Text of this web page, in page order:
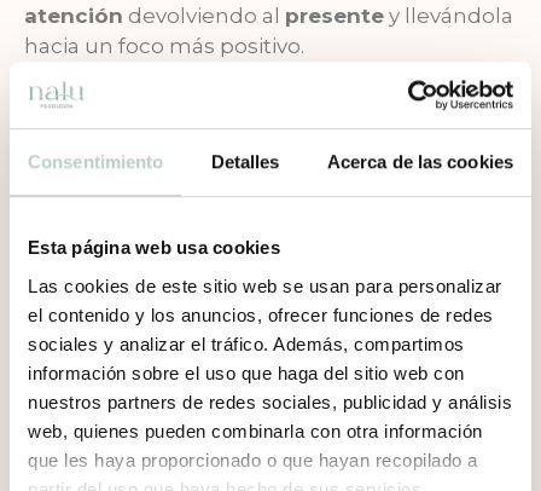
Consentimiento Detalles Acerca de las cookies
Esta página web usa cookies
Las cookies de este sitio web se usan para personalizar
el contenido y los anuncios, ofrecer funciones de redes
sociales y analizar el tráfico. Además, compartimos
información sobre el uso que haga del sitio web con
nuestros partners de redes sociales, publicidad y análisis
web, quienes pueden combinarla con otra información
que les haya proporcionado o que hayan recopilado a
atención devolviendo al presente y llevándola
hacia un foco más positivo.
Te voy a dar algunas ideas para trabajar en ello,
espero que te ayuden y te puedan servir. De
todas maneras, si ves que no te acaba de
funcionar o que no es suficiente para ti, te
especialista. Puede que sea necesario trabajar
lo que haya de fondo. En Nalu psicología
estaremos encantadas de ayudarte con ello y
acompañarte en el proceso.
Toma conciencia: anota cada vez que te
des cuenta de que estás anticipando
negativamente durante el día. Al final del